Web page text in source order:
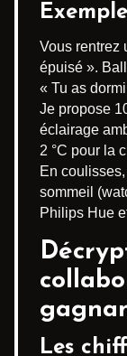
Vous rentrez
épuisé ».
« Tu as
Je propose
éclairage
2 °C pour la
En
sommeil
Philips Hue
Les